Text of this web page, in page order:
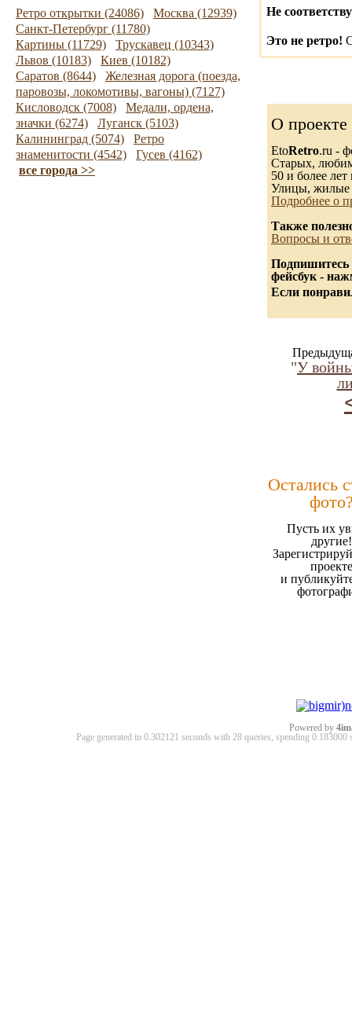
Ретро открытки (24086)
Москва (12939)
Санкт-Петербург (11780)
Картины (11729)
Трускавец (10343)
Львов (10183)
Киев (10182)
Саратов (8644)
Железная дорога (поезда,
паровозы, локомотивы, вагоны) (7127)
Кисловодск (7008)
Медали, ордена,
значки (6274)
Луганск (5103)
Калининград (5074)
Ретро
знаменитости (4542)
Гусев (4162)
все города >>
Не
Это не ретро!
О проекте
EtoRetro.ru -
Старых,
50 и более лет
Улицы, жилые
Подробнее о
Также
Вопросы и
Подпишитесь
фейсбук -
Если
"У
Остались
Пусть их
другие!
проекте
и
Powered by
Page generated in 0.302121 seconds with 28 queries, spending